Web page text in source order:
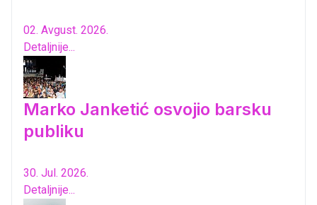
02. Avgust. 2026.
Detaljnije...
Marko Janketić osvojio barsku
publiku
30. Jul. 2026.
Detaljnije...